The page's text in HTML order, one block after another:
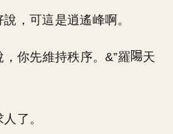
，可這是逍遙峰啊。
你先維持秩序。&”羅
天
了。